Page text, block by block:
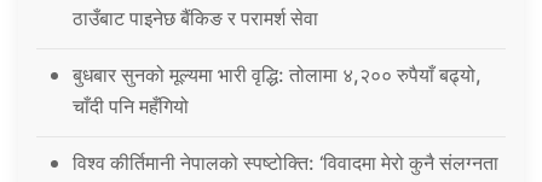
ठाउँबाट पाइनेछ बैंकिङ र परामर्श सेवा
बुधबार सुनको मूल्यमा भारी वृद्धि: तोलामा ४,२०० रुपैयाँ बढ्यो,
चाँदी पनि महँगियो
विश्व कीर्तिमानी नेपालको स्पष्टोक्ति: ‘विवादमा मेरो कुनै संलग्नता